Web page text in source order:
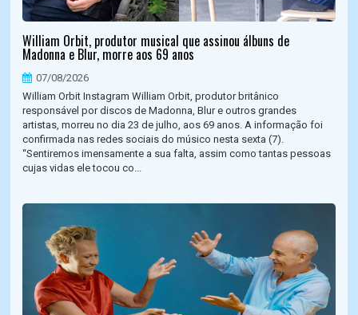
William Orbit, produtor musical que assinou álbuns de
Madonna e Blur, morre aos 69 anos
07/08/2026
William Orbit Instagram William Orbit, produtor britânico
responsável por discos de Madonna, Blur e outros grandes
artistas, morreu no dia 23 de julho, aos 69 anos. A informação foi
confirmada nas redes sociais do músico nesta sexta (7).
“Sentiremos imensamente a sua falta, assim como tantas pessoas
cujas vidas ele tocou co...